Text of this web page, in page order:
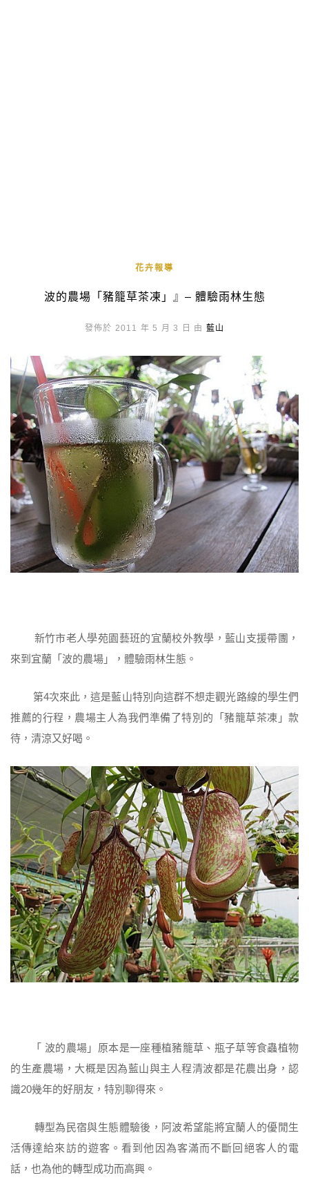
花卉報導
波的農場「豬籠草茶凍」』– 體驗雨林生態
發佈於 2011 年 5 月 3 日 由 藍山
新竹市老人學苑園藝班的宜蘭校外教學，藍山支援帶團，
來到宜蘭「波的農場」，體驗雨林生態。
第4次來此，這是藍山特別向這群不想走觀光路線的學生們
推薦的行程，農場主人為我們準備了特別的「豬籠草茶凍」款
待，清涼又好喝。
「 波的農場」原本是一座種植豬籠草、瓶子草等食蟲植物
的生產農場，大概是因為藍山與主人程清波都是花農出身，認
識20幾年的好朋友，特別聊得來。
轉型為民宿與生態體驗後，阿波希望能將宜蘭人的優閒生
活傳達給來訪的遊客。看到他因為客滿而不斷回絕客人的電
話，也為他的轉型成功而高興。